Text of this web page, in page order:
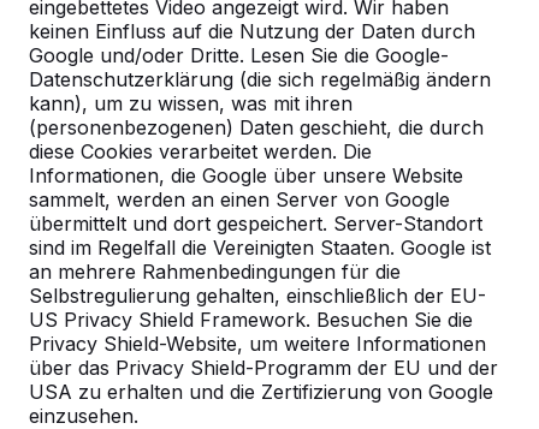
eingebettetes Video angezeigt wird. Wir haben
keinen Einfluss auf die Nutzung der Daten durch
Google und/oder Dritte. Lesen Sie die Google-
Datenschutzerklärung (die sich regelmäßig ändern
kann), um zu wissen, was mit ihren
(personenbezogenen) Daten geschieht, die durch
diese Cookies verarbeitet werden. Die
Informationen, die Google über unsere Website
sammelt, werden an einen Server von Google
übermittelt und dort gespeichert. Server-Standort
sind im Regelfall die Vereinigten Staaten. Google ist
an mehrere Rahmenbedingungen für die
Selbstregulierung gehalten, einschließlich der EU-
US Privacy Shield Framework. Besuchen Sie die
Privacy Shield-Website, um weitere Informationen
über das Privacy Shield-Programm der EU und der
USA zu erhalten und die Zertifizierung von Google
einzusehen.
Kontakt
HeBlad Deutschland
Diekerstraße 97
42781 Haan
Deutschland
+49 212 934 77 25
info@HeBlad.de